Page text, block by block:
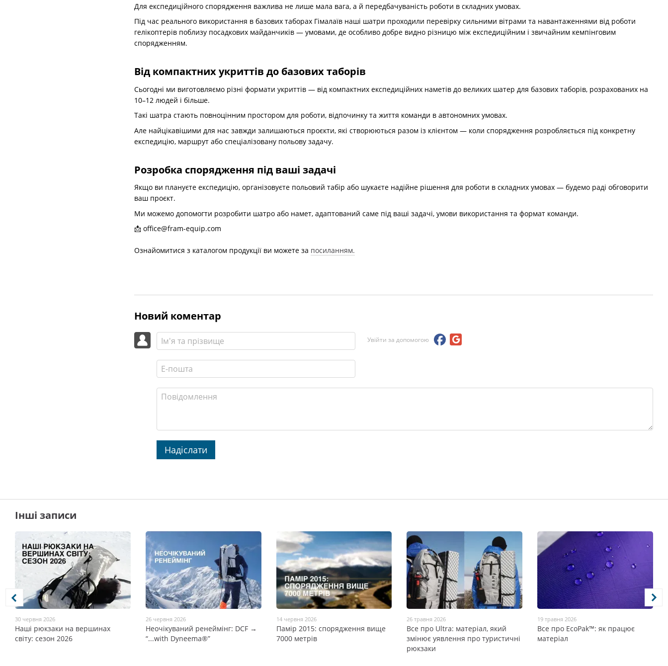
Для експедиційного спорядження важлива не лише мала вага, а й передбачуваність роботи в складних умовах.
Під час реального використання в базових таборах Гімалаїв наші шатри проходили перевірку сильними вітрами та навантаженнями від роботи
гелікоптерів поблизу посадкових майданчиків — умовами, де особливо добре видно різницю між експедиційним і звичайним кемпінговим
спорядженням.
Від компактних укриттів до базових таборів
Сьогодні ми виготовляємо різні формати укриттів — від компактних експедиційних наметів до великих шатер для базових таборів, розрахованих на
10–12 людей і більше.
Такі шатра стають повноцінним простором для роботи, відпочинку та життя команди в автономних умовах.
Але найцікавішими для нас завжди залишаються проєкти, які створюються разом із клієнтом — коли спорядження розробляється під конкретну
експедицію, маршрут або спеціалізовану польову задачу.
Розробка спорядження під ваші задачі
Якщо ви плануєте експедицію, організовуєте польовий табір або шукаєте надійне рішення для роботи в складних умовах — будемо раді обговорити
ваш проєкт.
Ми можемо допомогти розробити шатро або намет, адаптований саме під ваші задачі, умови використання та формат команди.
📩 office@fram-equip.com
Ознайомитися з каталогом продукції ви можете за посиланням.
Новий коментар
Увійти за допомогою
Надіслати
Інші записи
30 червня 2026
Наші рюкзаки на вершинах
світу: сезон 2026
26 червня 2026
Неочікуваний ренеймінг: DCF →
“...with Dyneema®”
14 червня 2026
Памір 2015: спорядження вище
7000 метрів
26 травня 2026
Все про Ultra: матеріал, який
змінює уявлення про туристичні
рюкзаки
19 травня 2026
Все про EcoPak™: як працює
матеріал